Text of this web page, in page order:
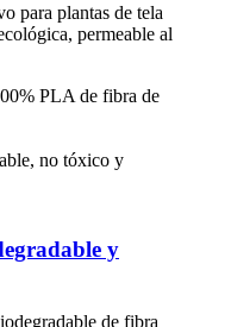
PLA de fibra de
no tóxico y
y